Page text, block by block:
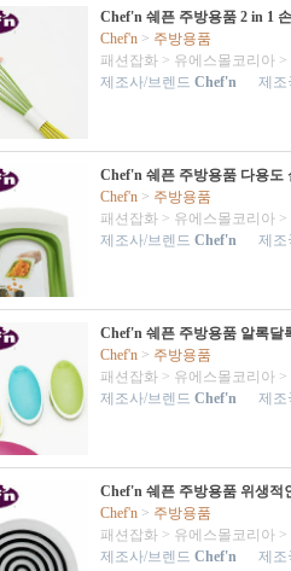
Chef'n 쉐픈 주방용품 2 in 1
Chef'n > 주방용품
패션잡화 > 유에스몰코리아 >
제조사/브렌드 Chef'n 제조
Chef'n 쉐픈 주방용품 다용도
Chef'n > 주방용품
패션잡화 > 유에스몰코리아 >
제조사/브렌드 Chef'n 제조
Chef'n 쉐픈 주방용품 알록달
Chef'n > 주방용품
패션잡화 > 유에스몰코리아 >
제조사/브렌드 Chef'n 제조
Chef'n 쉐픈 주방용품 위생적
Chef'n > 주방용품
패션잡화 > 유에스몰코리아 >
제조사/브렌드 Chef'n 제조